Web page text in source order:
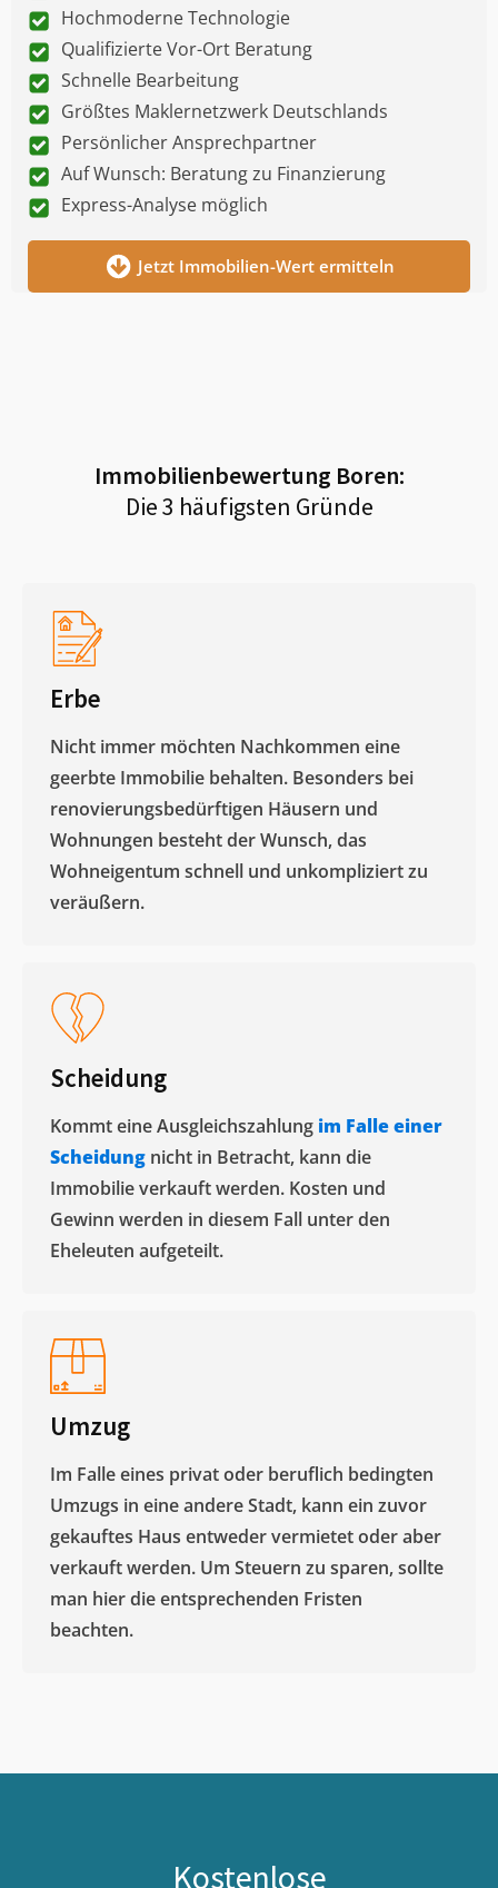
Hochmoderne Technologie
Qualifizierte Vor-Ort Beratung
Schnelle Bearbeitung
Größtes Maklernetzwerk Deutschlands
Persönlicher Ansprechpartner
Auf Wunsch: Beratung zu Finanzierung
Express-Analyse möglich
Jetzt Immobilien-Wert ermitteln
Immobilienbewertung Boren:
Die 3 häufigsten Gründe
Erbe
Nicht immer möchten Nachkommen eine
geerbte Immobilie behalten. Besonders bei
renovierungsbedürftigen Häusern und
Wohnungen besteht der Wunsch, das
Wohneigentum schnell und unkompliziert zu
veräußern. ​
Scheidung
Kommt eine Ausgleichszahlung im Falle einer
Scheidung nicht in Betracht, kann die
Immobilie verkauft werden. Kosten und
Gewinn werden in diesem Fall unter den
Eheleuten aufgeteilt.​
Umzug
Im Falle eines privat oder beruflich bedingten
Umzugs in eine andere Stadt, kann ein zuvor
gekauftes Haus entweder vermietet oder aber
verkauft werden. Um Steuern zu sparen, sollte
man hier die entsprechenden Fristen
beachten.
Kostenlose